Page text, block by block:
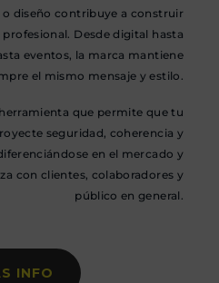
diseño contribuye a construir
Desde digital hasta
eventos, la marca mantiene
el mismo mensaje y estilo.
que permite que tu
seguridad, coherencia y
en el mercado y
con clientes, colaboradores y
público en general.
INFO